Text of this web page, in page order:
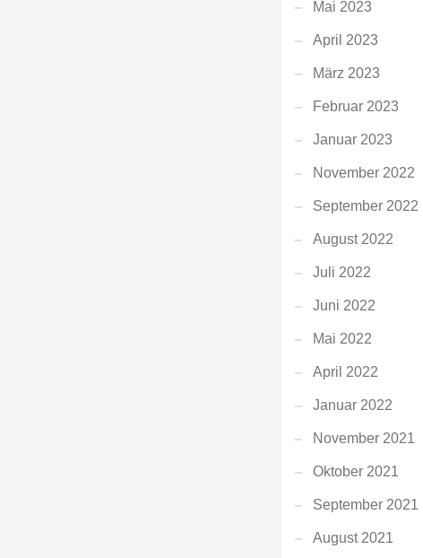
Mai 2023
April 2023
März 2023
Februar 2023
Januar 2023
November 2022
September 2022
August 2022
Juli 2022
Juni 2022
Mai 2022
April 2022
Januar 2022
November 2021
Oktober 2021
September 2021
August 2021